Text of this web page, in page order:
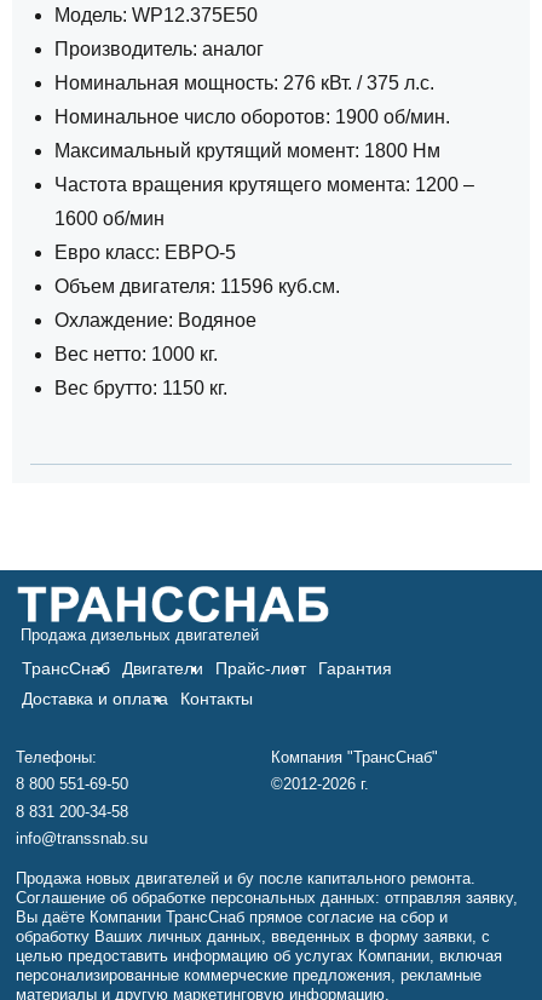
Модель: WP12.375E50
Производитель: аналог
Номинальная мощность: 276 кВт. / 375 л.с.
Номинальное число оборотов: 1900 об/мин.
Максимальный крутящий момент: 1800 Нм
Частота вращения крутящего момента: 1200 –
1600 об/мин
Евро класс: ЕВРО-5
Объем двигателя: 11596 куб.см.
Охлаждение: Водяное
Вес нетто: 1000 кг.
Вес брутто: 1150 кг.
Продажа дизельных двигателей
ТрансСнаб Двигатели Прайс-лист
Гарантия
Доставка и оплата
Контакты
Телефоны:
8 800 551-69-50
8 831 200-34-58
info@transsnab.su
Компания "ТрансСнаб"
©2012-2026 г.
Продажа новых двигателей и бу после капитального ремонта.
Соглашение об обработке персональных данных: отправляя заявку,
Вы даёте Компании ТрансСнаб прямое согласие на сбор и
обработку Ваших личных данных, введенных в форму заявки, с
целью предоставить информацию об услугах Компании, включая
персонализированные коммерческие предложения, рекламные
материалы и другую маркетинговую информацию.